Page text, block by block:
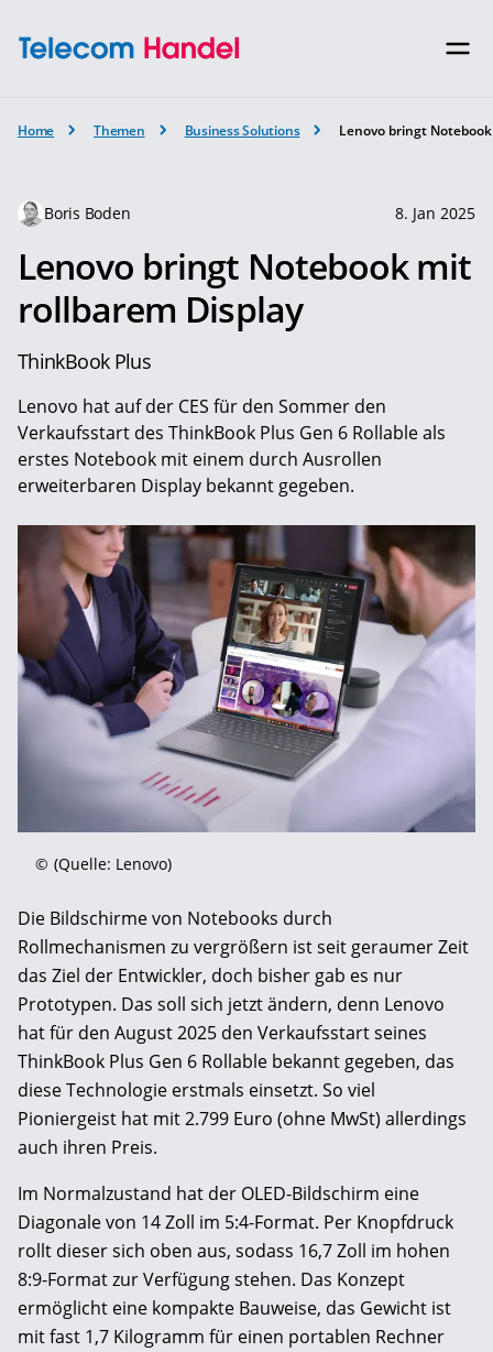
Home Themen Business Solutions Lenovo bringt
Boris Boden 8. Jan 2025
Lenovo bringt Notebook mit
rollbarem Display
ThinkBook Plus
Lenovo hat auf der CES für den Sommer den
Verkaufsstart des ThinkBook Plus Gen 6 Rollable als
erstes Notebook mit einem durch Ausrollen
erweiterbaren Display bekannt gegeben.
© (Quelle: Lenovo)
Die Bildschirme von Notebooks durch
Rollmechanismen zu vergrößern ist seit geraumer Zeit
das Ziel der Entwickler, doch bisher gab es nur
Prototypen. Das soll sich jetzt ändern, denn Lenovo
hat für den August 2025 den Verkaufsstart seines
ThinkBook Plus Gen 6 Rollable bekannt gegeben, das
diese Technologie erstmals einsetzt. So viel
Pioniergeist hat mit 2.799 Euro (ohne MwSt) allerdings
auch ihren Preis.
Im Normalzustand hat der OLED-Bildschirm eine
Diagonale von 14 Zoll im 5:4-Format. Per Knopfdruck
rollt dieser sich oben aus, sodass 16,7 Zoll im hohen
8:9-Format zur Verfügung stehen. Das Konzept
ermöglicht eine kompakte Bauweise, das Gewicht ist
mit fast 1,7 Kilogramm für einen portablen Rechner